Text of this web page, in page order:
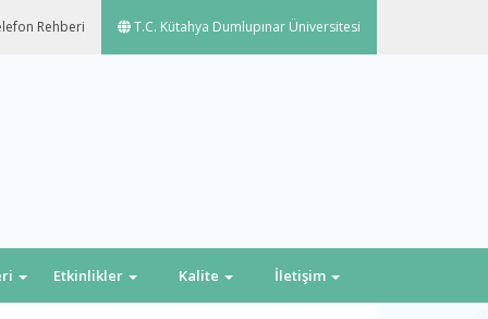
Rehberi T.C. Kütahya Dumlupınar Üniversitesi
Etkinlikler Kalite İletişim